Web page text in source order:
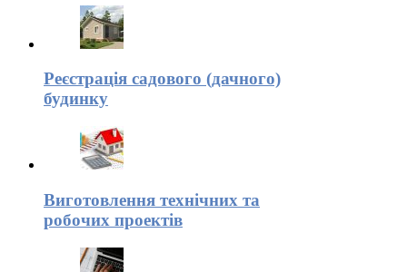
Реєстрація садового (дачного)
будинку
Виготовлення технічних та
робочих проектів